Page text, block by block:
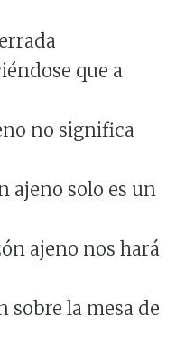
que a
no significa
ajeno solo es un
ajeno nos hará
sobre la mesa de